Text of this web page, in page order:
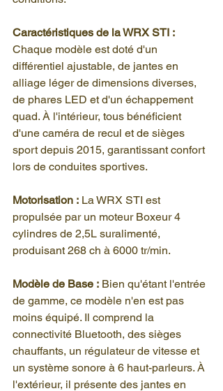
Caractéristiques de la WRX STI :
Chaque modèle est doté d'un
différentiel ajustable, de jantes en
alliage léger de dimensions diverses,
de phares LED et d'un échappement
quad. À l'intérieur, tous bénéficient
d'une caméra de recul et de sièges
sport depuis 2015, garantissant confort
lors de conduites sportives.
Motorisation : La WRX STI est
propulsée par un moteur Boxeur 4
cylindres de 2,5L suralimenté,
produisant 268 ch à 6000 tr/min.
Modèle de Base : Bien qu'étant l'entrée
de gamme, ce modèle n'en est pas
moins équipé. Il comprend la
connectivité Bluetooth, des sièges
chauffants, un régulateur de vitesse et
un système sonore à 6 haut-parleurs. À
l'extérieur, il présente des jantes en